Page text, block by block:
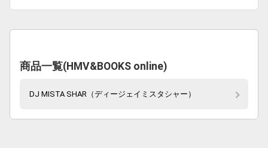
商品一覧(HMV&BOOKS online)
DJ MISTA SHAR（ディージェイミスタシャー）